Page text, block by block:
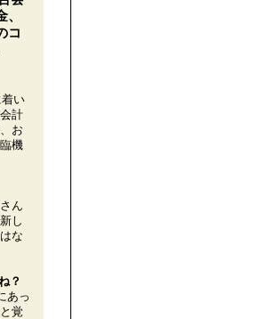
コ
い
計
お
機
ん
し
な
？
あっ
覚